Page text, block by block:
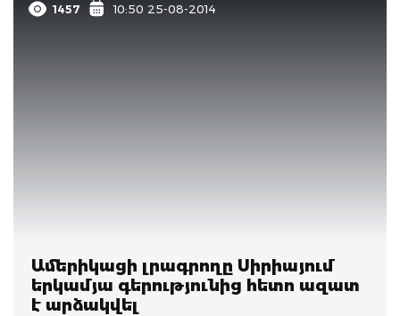
1457 10:50 25-08-2014
Ամերիկացի լրագրողը Սիրիայում
երկամյա գերությունից հետո ազատ
է արձակվել